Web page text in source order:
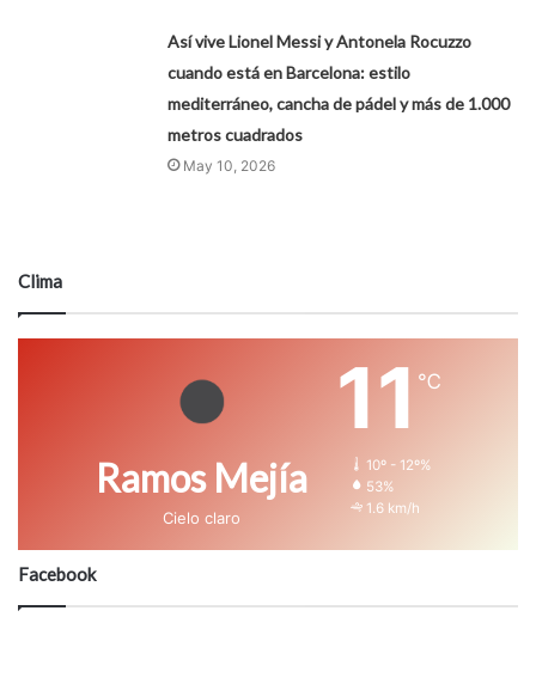
Así vive Lionel Messi y Antonela Rocuzzo
cuando está en Barcelona: estilo
mediterráneo, cancha de pádel y más de 1.000
metros cuadrados
May 10, 2026
Clima
Ramos Mejía
Cielo claro
11 ℃
10º - 12º%
53%
1.6 km/h
Facebook